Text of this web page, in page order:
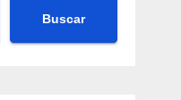
Buscar